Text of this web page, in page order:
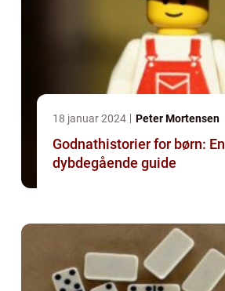
18 januar 2024 Peter Mortensen
Godnathistorier for børn: En
dybdegående guide